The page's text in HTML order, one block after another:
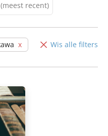
recent)
(minst
Wis alle filters